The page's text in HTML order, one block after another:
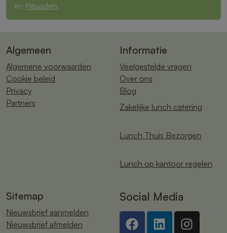
en Heusden.
Algemeen
Algemene voorwaarden
Cookie beleid
Privacy
Partners
Informatie
Veelgestelde vragen
Over ons
Blog
Zakelijke lunch catering
Lunch Thuis Bezorgen
Lunch op kantoor regelen
Sitemap
Nieuwsbrief aanmelden
Nieuwsbrief afmelden
Social Media